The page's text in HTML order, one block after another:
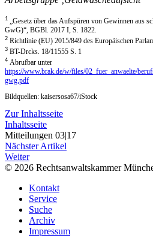
1
„Gesetz über das Aufspüren von Gewinnen aus
GwG)“, BGBl. 2017 I, S. 1822.
2 Richtlinie (EU) 2015/849 des Europäischen
3 BT-Drcks. 18/11555 S. 1
4 Abrufbar unter
https://www.brak.de/w/files/02_fuer_anwaelte/
gwg.pdf
Bildquellen: kaisersosa67/iStock
Zur Inhaltsseite
Inhaltsseite
Mitteilungen 03|17
Nächster Artikel
Weiter
© 2026 Rechtsanwaltskammer
Kontakt
Service
Suche
Archiv
Impressum